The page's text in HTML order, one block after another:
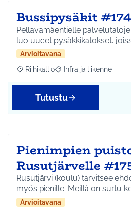
Bussipysäkit
Pellavamäentielle
luo uudet pysäkkikatokset,
Arvioitavana
Rajaa tulokset aihepiirin mukaan:
Riihikallio Rajaa tulokset teeman
Infra ja liikenne
Tutustu
Pienimpien
Rusutjärvelle
Rusutjärvi (koulu) tarvitsee
myös pienille. Meillä on surtu
Arvioitavana